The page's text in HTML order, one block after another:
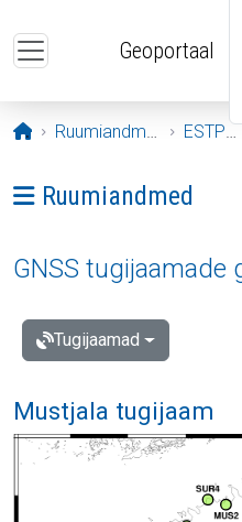
Geoportaal
Avaleht
Ruumiandmed ESTPOS
Ava menüü:
Ruumiandmed
GNSS tugijaamade
Tugijaamad
Mustjala tugijaam